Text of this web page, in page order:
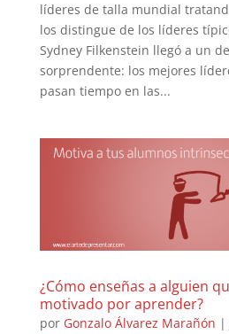
líderes de talla mundial
los distingue de los líderes
Sydney Filkenstein llegó a un
sorprendente: los mejores
pasan tiempo en las...
¿Cómo enseñas a alguien
motivado por aprender?
por Gonzalo Álvarez Marañón |